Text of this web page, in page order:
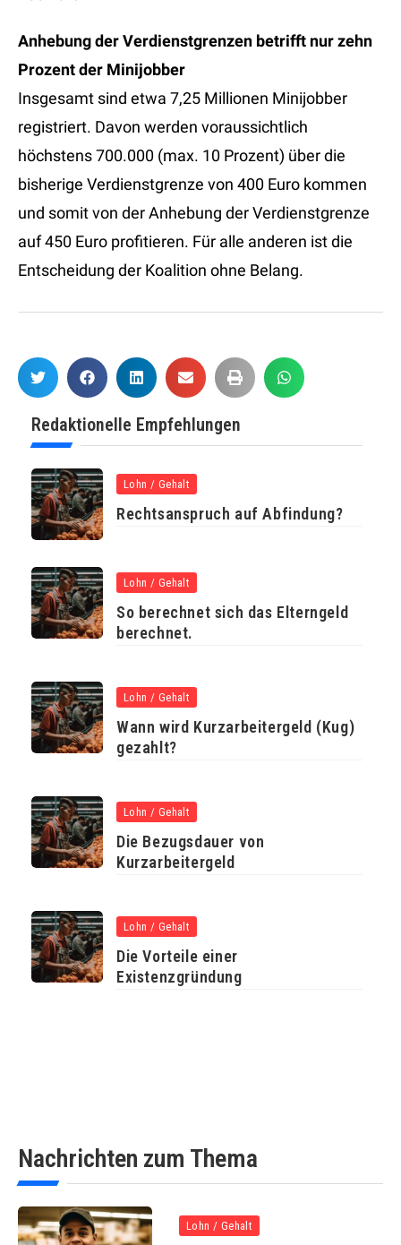
Anhebung der Verdienstgrenzen betrifft nur zehn
Prozent der Minijobber
Insgesamt sind etwa 7,25 Millionen Minijobber
registriert. Davon werden voraussichtlich
höchstens 700.000 (max. 10 Prozent) über die
bisherige Verdienstgrenze von 400 Euro kommen
und somit von der Anhebung der Verdienstgrenze
auf 450 Euro profitieren. Für alle anderen ist die
Entscheidung der Koalition ohne Belang.
Redaktionelle Empfehlungen
Lohn / Gehalt
Rechtsanspruch auf Abfindung?
Lohn / Gehalt
So berechnet sich das Elterngeld
berechnet.
Lohn / Gehalt
Wann wird Kurzarbeitergeld (Kug)
gezahlt?
Lohn / Gehalt
Die Bezugsdauer von
Kurzarbeitergeld
Lohn / Gehalt
Die Vorteile einer
Existenzgründung
Nachrichten zum Thema
Lohn / Gehalt